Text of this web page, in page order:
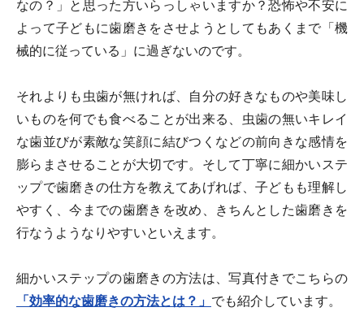
なの？」と思った方いらっしゃいますか？恐怖や不安に
よって子どもに歯磨きをさせようとしてもあくまで「機
械的に従っている」に過ぎないのです。
それよりも虫歯が無ければ、自分の好きなものや美味し
いものを何でも食べることが出来る、虫歯の無いキレイ
な歯並びが素敵な笑顔に結びつくなどの前向きな感情を
膨らまさせることが大切です。そして丁寧に細かいステ
ップで歯磨きの仕方を教えてあげれば、子どもも理解し
やすく、今までの歯磨きを改め、きちんとした歯磨きを
行なうようなりやすいといえます。
細かいステップの歯磨きの方法は、写真付きでこちらの
「効率的な歯磨きの方法とは？」 でも紹介しています。